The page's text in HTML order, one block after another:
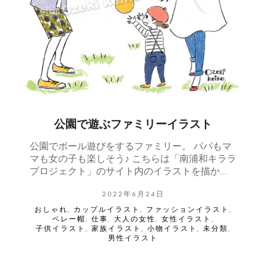
公園で遊ぶファミリーイラスト
公園でボール遊びをするファミリー。 パパもマ
マも女の子も楽しそう♪ こちらは「南浦和キララ
プロジェクト」のサイト内のイラストを描か…
2022年6月24日
おしゃれ , カップルイラスト , ファッションイラスト ,
ベレー帽 , 仕事 , 大人の女性 , 女性イラスト ,
子供イラスト , 家族イラスト , 小物イラスト , 未分類 ,
男性イラスト